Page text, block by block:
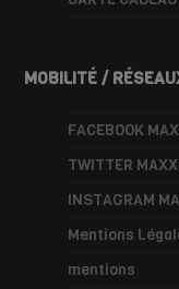
MOBILITÉ /
FACEBOOK
TWITTER
INSTAGRAM
Mentions
mentions